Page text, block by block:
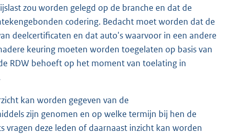
zou worden gelegd op de branche en dat de
codering. Bedacht moet worden dat de
deelcertificaten en dat auto's waarvoor in een andere
keuring moeten worden toegelaten op basis van
RDW behoeft op het moment van toelating in
kan worden gegeven van de
zijn genomen en op welke termijn bij hen de
vragen deze leden of daarnaast inzicht kan worden